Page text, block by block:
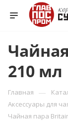
210 мл
Главная —
Аксессуары для
Чайная пара